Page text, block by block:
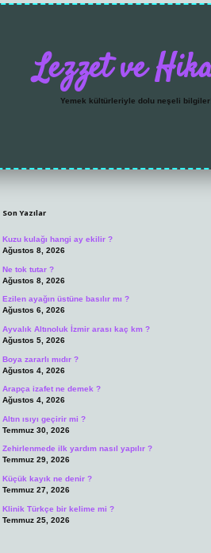
Lezzet ve
Yemek kültürleriyle dolu neşeli bilgiler!
Sidebar
Son Yazılar
Kuzu kulağı hangi ay ekilir ?
Ağustos 8, 2026
Ne tok tutar ?
Ağustos 8, 2026
Ezilen ayağın üstüne basılır mı ?
Ağustos 6, 2026
Ayvalık Altınoluk İzmir arası kaç km ?
Ağustos 5, 2026
Boya zararlı mıdır ?
Ağustos 4, 2026
Arapça izafet ne demek ?
Ağustos 4, 2026
Altın ısıyı geçirir mi ?
Temmuz 30, 2026
Zehirlenmede ilk yardım nasıl yapılır ?
Temmuz 29, 2026
Küçük kayık ne denir ?
Temmuz 27, 2026
Klinik Türkçe bir kelime mi ?
Temmuz 25, 2026